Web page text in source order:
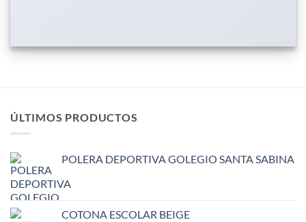
ÚLTIMOS PRODUCTOS
POLERA DEPORTIVA GOLEGIO SANTA SABINA
COTONA ESCOLAR BEIGE